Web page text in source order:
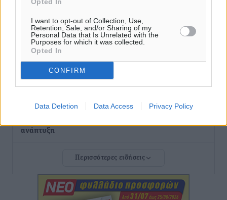
I want to opt-out of Collection, Use,
Retention, Sale, and/or Sharing of my
Personal Data that Is Unrelated with the
Purposes for which it was collected.
Opted In
CONFIRM
Data Deletion Data Access Privacy Policy
το έργο ψηφιακού μετασχηματισμού
Airbnb vs ξενοδοχεία – Πώς αλλάζει ο χάρτης της
φιλοξενίας
πριν 3 ώρες
βασικοί οριζόντιοι περιορισμοί παραμένουν –
ανάπτυξη
δεν υπάρχουν περιθώρια εφησυχασμού
Ειδήσεις• πριν 3 ώρες
Περισσότερες ειδήσεις